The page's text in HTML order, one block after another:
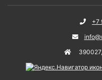
+7
390027,